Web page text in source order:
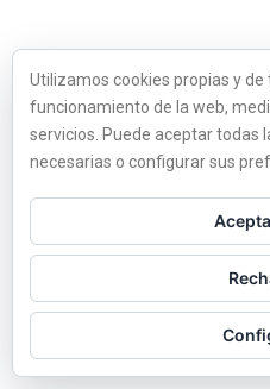
Utilizamos cookies propias y
funcionamiento de la web,
servicios. Puede aceptar todas
necesarias o configurar sus